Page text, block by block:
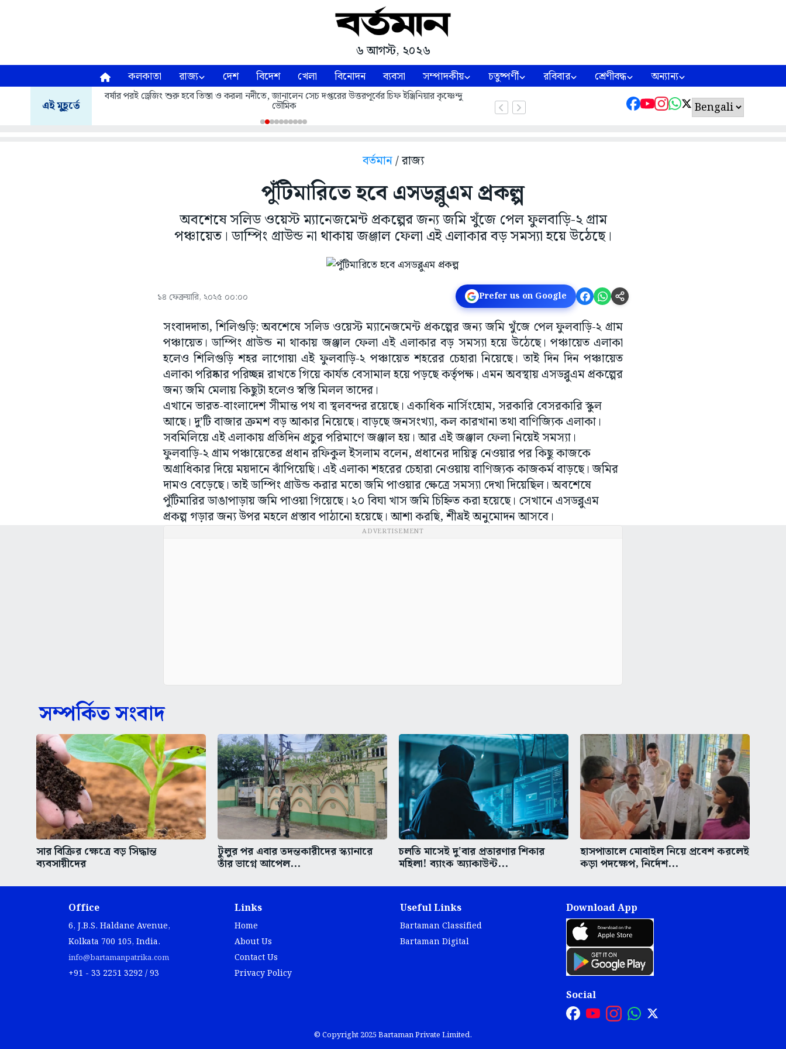
৬ আগস্ট, ২০২৬
কলকাতা রাজ্য দেশ বিদেশ খেলা বিনোদন ব্যবসা সম্পাদকীয় চতুষ্পর্ণী রবিবার শ্রেণীবদ্ধ অন্যান্য
এই মুহূর্তে
বর্ষার পরই ড্রেজিং শুরু হবে তিস্তা ও করলা নদীতে, জানালেন সেচ দপ্তরের উত্তরপূর্বের চিফ ইঞ্জিনিয়ার কৃষ্ণেন্দু
ভৌমিক
বর্তমান/ রাজ্য
পুঁটিমারিতে হবে এসডব্লুএম প্রকল্প
অবশেষে সলিড ওয়েস্ট ম্যানেজমেন্ট প্রকল্পের জন্য জমি খুঁজে পেল ফুলবাড়ি-২ গ্রাম
পঞ্চায়েত। ডাম্পিং গ্রাউন্ড না থাকায় জঞ্জাল ফেলা এই এলাকার বড় সমস্যা হয়ে উঠেছে।
১৪ ফেব্রুয়ারি, ২০২৫ ০০:০০ Prefer us on Google
সংবাদদাতা, শিলিগুড়ি: অবশেষে সলিড ওয়েস্ট ম্যানেজমেন্ট প্রকল্পের জন্য জমি খুঁজে পেল ফুলবাড়ি-২ গ্রাম
পঞ্চায়েত। ডাম্পিং গ্রাউন্ড না থাকায় জঞ্জাল ফেলা এই এলাকার বড় সমস্যা হয়ে উঠেছে। পঞ্চায়েত এলাকা
হলেও শিলিগুড়ি শহর লাগোয়া এই ফুলবাড়ি-২ পঞ্চায়েত শহরের চেহারা নিয়েছে। তাই দিন দিন পঞ্চায়েত
এলাকা পরিষ্কার পরিচ্ছন্ন রাখতে গিয়ে কার্যত বেসামাল হয়ে পড়ছে কর্তৃপক্ষ। এমন অবস্থায় এসডব্লুএম প্রকল্পের
জন্য জমি মেলায় কিছুটা হলেও স্বস্তি মিলল তাদের।
এখানে ভারত-বাংলাদেশ সীমান্ত পথ বা স্থলবন্দর রয়েছে। একাধিক নার্সিংহোম, সরকারি বেসরকারি স্কুল
আছে। দু’টি বাজার ক্রমশ বড় আকার নিয়েছে। বাড়ছে জনসংখ্যা, কল কারখানা তথা বাণিজ্যিক এলাকা।
সবমিলিয়ে এই এলাকায় প্রতিদিন প্রচুর পরিমাণে জঞ্জাল হয়। আর এই জঞ্জাল ফেলা নিয়েই সমস্যা।
ফুলবাড়ি-২ গ্রাম পঞ্চায়েতের প্রধান রফিকুল ইসলাম বলেন, প্রধানের দায়িত্ব নেওয়ার পর কিছু কাজকে
অগ্রাধিকার দিয়ে ময়দানে ঝাঁপিয়েছি। এই এলাকা শহরের চেহারা নেওয়ায় বাণিজ্যক কাজকর্ম বাড়ছে। জমির
দামও বেড়েছে। তাই ডাম্পিং গ্রাউন্ড করার মতো জমি পাওয়ার ক্ষেত্রে সমস্যা দেখা দিয়েছিল। অবশেষে
পুঁটিমারির ডাঙাপাড়ায় জমি পাওয়া গিয়েছে। ২০ বিঘা খাস জমি চিহ্নিত করা হয়েছে। সেখানে এসডব্লুএম
প্রকল্প গড়ার জন্য উপর মহলে প্রস্তাব পাঠানো হয়েছে। আশা করছি, শীঘ্রই অনুমোদন আসবে।
ADVERTISEMENT
সম্পর্কিত সংবাদ
সার বিক্রির ক্ষেত্রে বড় সিদ্ধান্ত
ব্যবসায়ীদের
টুলুর পর এবার তদন্তকারীদের স্ক্যানারে
তাঁর ভাগ্নে আপেল...
চলতি মাসেই দু'বার প্রতারণার শিকার
মহিলা! ব্যাংক অ্যাকাউন্ট...
হাসপাতালে মোবাইল নিয়ে প্রবেশ করলেই
কড়া পদক্ষেপ, নির্দেশ...
Office
6, J.B.S. Haldane Avenue,
Kolkata 700 105, India.
info@bartamanpatrika.com
+91 - 33 2251 3292 / 93
Links
Home
About Us
Contact Us
Privacy Policy
Useful Links
Bartaman Classified
Bartaman Digital
Download App
Social
© Copyright 2025 Bartaman Private Limited.